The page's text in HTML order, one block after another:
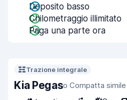
Deposito basso
Chilometraggio illimitato
Paga una parte ora
Trazione integrale
Kia Pegaso Compatta simile